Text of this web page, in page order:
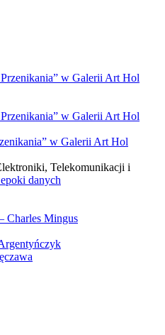
w Galerii Art Hol
Telekomunikacji i
danych
Charles Mingus